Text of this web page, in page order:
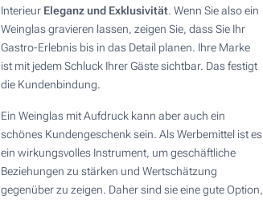
InterieurEleganz und Exklusivität. Wenn Sie also ein
Weinglas gravieren lassen, zeigen Sie, dass Sie Ihr
Gastro-Erlebnis bis in das Detail planen. Ihre Marke
ist mit jedem Schluck Ihrer Gäste sichtbar. Das festigt
die Kundenbindung.
Ein Weinglas mit Aufdruck kann aber auch ein
schönes Kundengeschenk sein. Als Werbemittel ist es
ein wirkungsvolles Instrument, um geschäftliche
Beziehungen zu stärken und Wertschätzung
gegenüber zu zeigen. Daher sind sie eine gute Option,